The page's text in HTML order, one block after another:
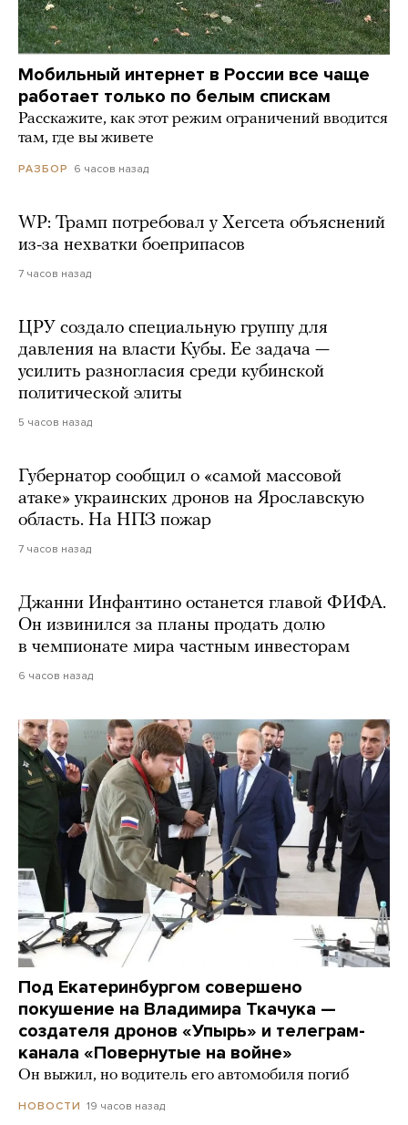
Мобильный интернет в России все чаще
работает только по белым спискам
Расскажите, как этот режим ограничений вводится
там, где вы живете
РАЗБОР 6 часов назад
WP: Трамп потребовал у Хегсета объяснений
из-за нехватки боеприпасов
7 часов назад
ЦРУ создало специальную группу для
давления на власти Кубы. Ее задача —
усилить разногласия среди кубинской
политической элиты
5 часов назад
Губернатор сообщил о «самой массовой
атаке» украинских дронов на Ярославскую
область. На НПЗ пожар
7 часов назад
Джанни Инфантино останется главой ФИФА.
Он извинился за планы продать долю
в чемпионате мира частным инвесторам
6 часов назад
Под Екатеринбургом совершено
покушение на Владимира Ткачука —
создателя дронов «Упырь» и телеграм-
канала «Повернутые на войне»
Он выжил, но водитель его автомобиля погиб
НОВОСТИ 19 часов назад